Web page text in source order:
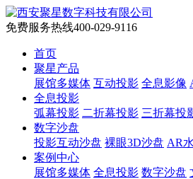
免费服务热线400-029-9116
首页
聚星产品
展馆多媒体 互动投影 全息影像
全息投影
弧幕投影 二折幕投影 三折幕投
数字沙盘
投影互动沙盘 裸眼3D沙盘 AR
案例中心
展馆多媒体 全息投影 数字沙盘